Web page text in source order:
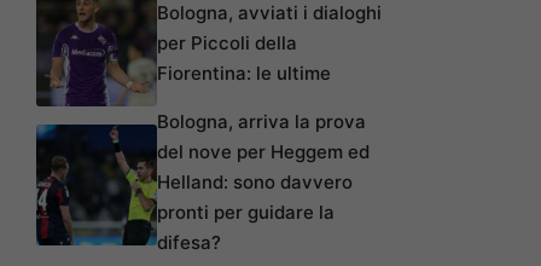
Bologna, avviati i dialoghi
per Piccoli della
Fiorentina: le ultime
Bologna, arriva la prova
del nove per Heggem ed
Helland: sono davvero
pronti per guidare la
difesa?